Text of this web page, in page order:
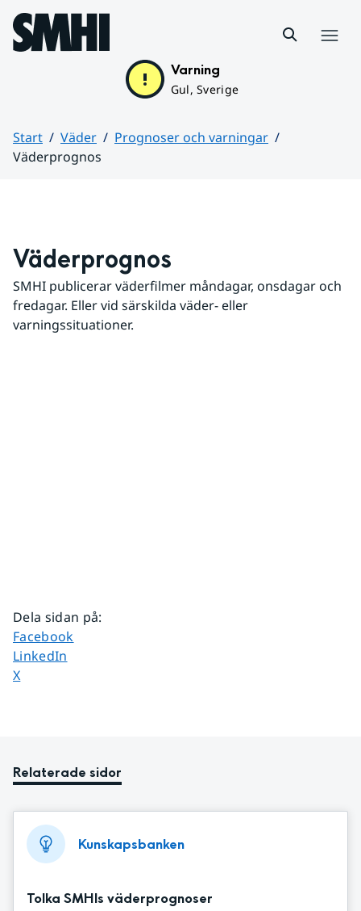
Hoppa till sidans innehåll
Varning
Gul, Sverige
Start Väder
Prognoser och varningar
Väderprognos
Väderprognos
SMHI publicerar väderfilmer måndagar, onsdagar och
fredagar. Eller vid särskilda väder- eller
varningssituationer.
Dela sidan på:
Dela sidan på
Facebook
Dela sidan på
LinkedIn
Dela sidan på
X
Relaterade sidor
Kunskapsbanken
Tolka SMHIs väderprognoser